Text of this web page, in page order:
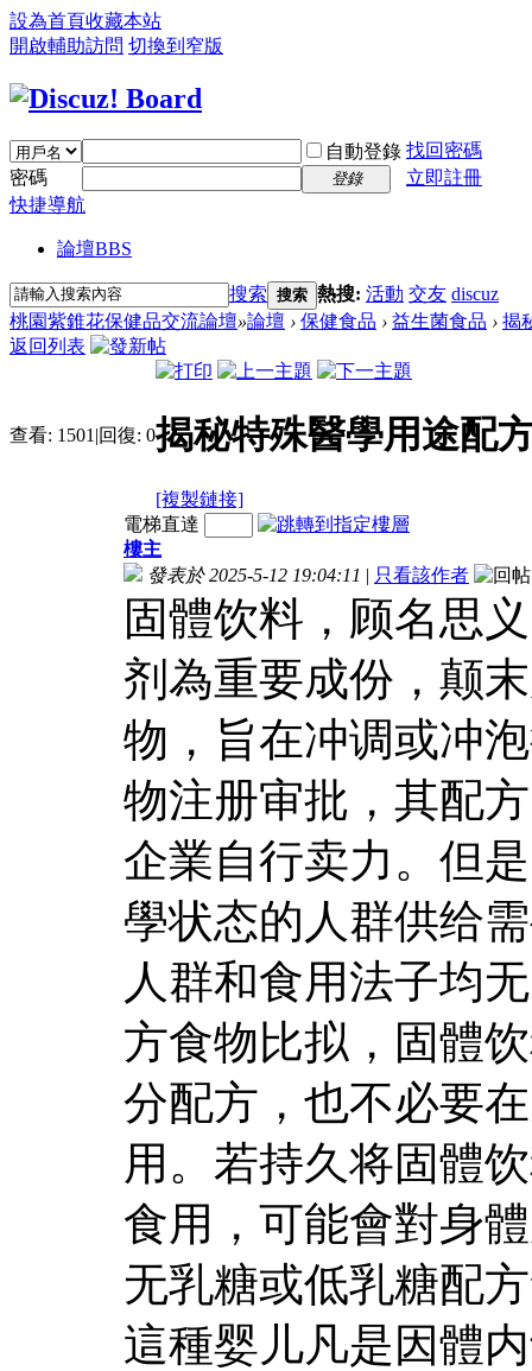
設為首頁收藏本站
開啟輔助訪問 切換到窄版
自動登錄 找回密碼
密碼
登錄
立即註冊
快捷導航
論壇BBS
搜索 搜索 熱搜: 活動 交友 discuz
桃園紫錐花保健品交流論壇»論壇 › 保健食品 › 益生菌食品 › 揭
返回列表
查看: 1501 |回復: 0揭秘特殊醫學用途配
[複製鏈接]
電梯直達
樓主
發表於 2025-5-12 19:04:11 | 只看該作者
固體饮料，顾名思
剂為重要成份，颠
物，旨在冲调或冲
物注册审批，其配
企業自行卖力。但
學状态的人群供给
人群和食用法子均
方食物比拟，固體
分配方，也不必要
用。若持久将固體
食用，可能會對身
无乳糖或低乳糖配
這種婴儿凡是因體